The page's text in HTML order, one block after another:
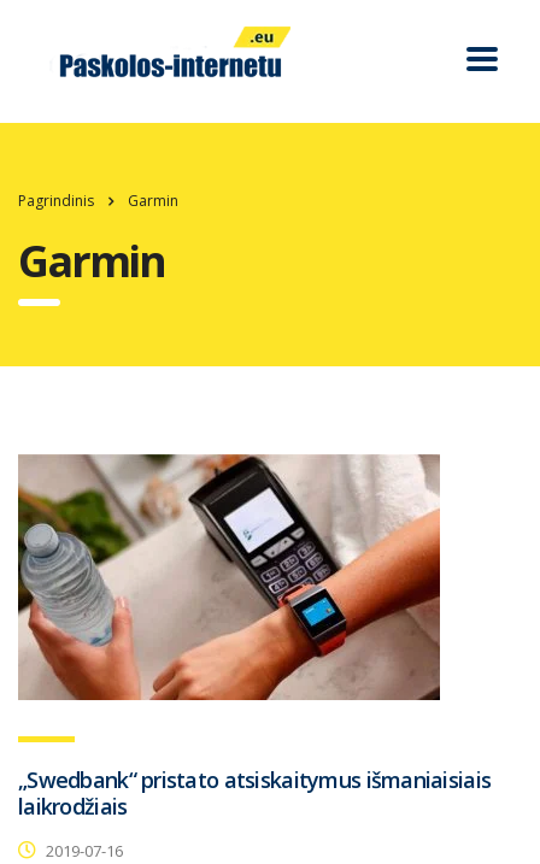
Pagrindinis Garmin
Garmin
„Swedbank“ pristato atsiskaitymus išmaniaisiais
laikrodžiais
2019-07-16